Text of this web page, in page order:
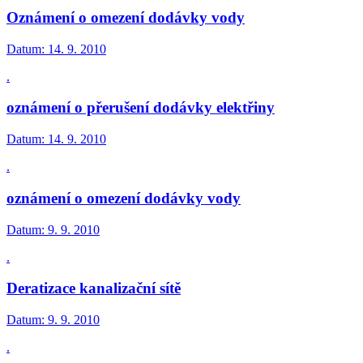
Oznámení o omezení dodávky vody
Datum: 14. 9. 2010
.
oznámení o přerušení dodávky elektřiny
Datum: 14. 9. 2010
.
oznámení o omezení dodávky vody
Datum: 9. 9. 2010
.
Deratizace kanalizační sítě
Datum: 9. 9. 2010
.